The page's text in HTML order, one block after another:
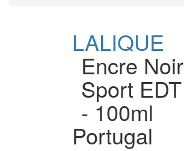
LALIQUE
Encre Noir
Sport EDT
- 100ml
Portugal